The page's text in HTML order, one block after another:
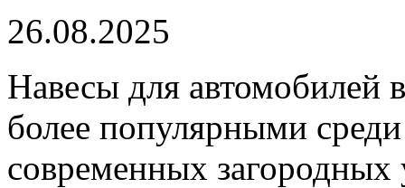
26.08.2025
Навесы для автомобилей
более популярными
современных загородных